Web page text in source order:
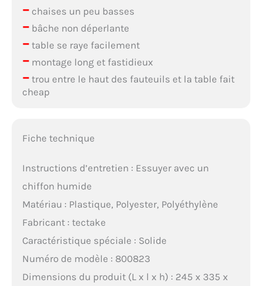
–chaises un peu basses
–bâche non déperlante
–table se raye facilement
–montage long et fastidieux
–trou entre le haut des fauteuils et la table fait
cheap
Fiche technique
Instructions d’entretien : Essuyer avec un
chiffon humide
Matériau : Plastique, Polyester, Polyéthylène
Fabricant : tectake
Caractéristique spéciale : Solide
Numéro de modèle : 800823
Dimensions du produit (L x l x h) : 245 x 335 x